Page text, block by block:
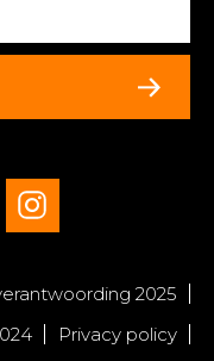
2025
Privacy policy